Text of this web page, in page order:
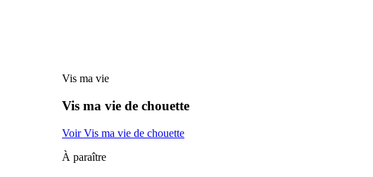
Vis ma vie
Vis ma vie de chouette
Voir Vis ma vie de chouette
À paraître